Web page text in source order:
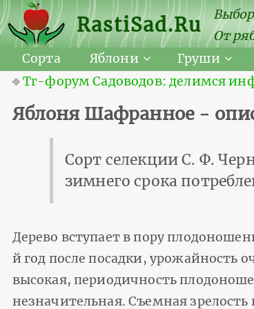
RastiSad.Ru
От
Сорта
Яблони Груши
⎆Тг-форум Садоводов: делимся
Яблоня Шафранное -
Сорт селекции С. Ф.
зимнего срока
Дерево вступает в пору
й год после посадки, урожайность
высокая, периодичность
незначительная. Съемная зрелость